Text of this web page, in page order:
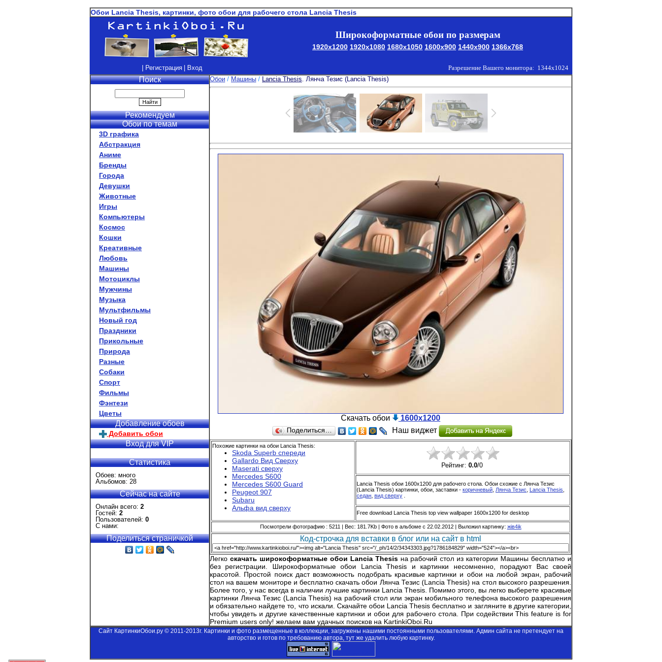
Обои Lancia Thesis, картинки, фото обои для рабочего стола Lancia Thesis
Широкоформатные обои по размерам
1920x1200 1920x1080 1680x1050 1600x900 1440x900 1366x768
| Регистрация | Вход Разрешение Вашего монитора: 1344x1024
Поиск
Рекомендуем
Обои по темам
3D графика
Абстракция
Аниме
Бренды
Города
Девушки
Животные
Игры
Компьютеры
Космос
Кошки
Креативные
Любовь
Машины
Мотоциклы
Мужчины
Музыка
Мультфильмы
Новый год
Праздники
Прикольные
Природа
Разные
Собаки
Спорт
Фильмы
Фэнтези
Цветы
Добавление обоев
Добавить обои
Вход для VIP
Статистика
Обоев: много
Альбомов: 28
Сейчас на сайте
Онлайн всего: 2
Гостей: 2
Пользователей: 0
С нами:
Поделиться страничкой
Обои / Машины / Lancia Thesis. Лянча Тезис (Lancia Thesis)
Скачать обои 1600x1200
Поделиться… Наш виджет
Похожие картинки на обои Lancia Thesis:
Skoda Superb спереди
Gallardo Вид Сверху
Maserati сверху
Mercedes S600
Mercedes S600 Guard
Peugeot 907
Subaru
Альфа вид сверху
Рейтинг: 0.0/0
Lancia Thesis обои 1600x1200 для рабочего стола. Обои схожие с Лянча Тезис
(Lancia Thesis) картинки, обои, заставки - коричневый Лянча Тезис Lancia Thesis
седан вид сверху
Free download Lancia Thesis top view wallpaper 1600x1200 for desktop
Посмотрели фотографию : 5211 | Вес: 181.7Kb | Фото в альбоме с 22.02.2012 | Выложил картинку: жiв4ik
Код-строчка для вставки в блог или на сайт в html
Легко скачать широкоформатные обои Lancia Thesisна рабочий стол из категории Машины бесплатно и
без регистрации. Широкоформатные обои Lancia Thesis и картинки несомненно, порадуют Вас своей
красотой. Простой поиск даст возможность подобрать красивые картинки и обои на любой экран, рабочий
стол на вашем мониторе и бесплатно скачать обои Лянча Тезис (Lancia Thesis) на стол высокого разрешения.
Более того, у нас всегда в наличии лучшие картинки Lancia Thesis. Помимо этого, вы легко выберете красивые
картинки Лянча Тезис (Lancia Thesis) на рабочий стол или экран мобильного телефона высокого разрешения
и обязательно найдете то, что искали. Скачайте обои Lancia Thesis бесплатно и загляните в другие категории,
чтобы увидеть и другие качественные картинки и обои для рабочего стола. При содействииThis feature is for
Premium users only! желаем вам удачных поисков на KartinkiOboi.Ru
Сайт КартинкиОбои.ру © 2011-2013г. Картинки и фото размещенные в коллекции, загружены нашими постоянными пользователями. Админ сайта не претендует на
авторство и готов по требованию автора, тут же удалить любую картинку.